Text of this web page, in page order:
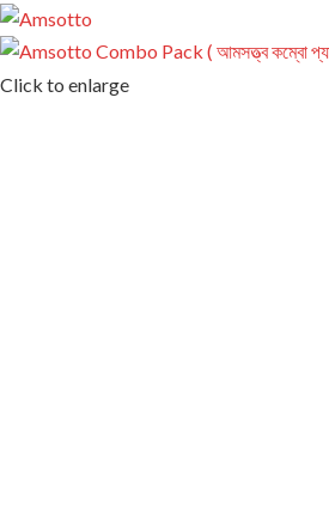
Click to enlarge